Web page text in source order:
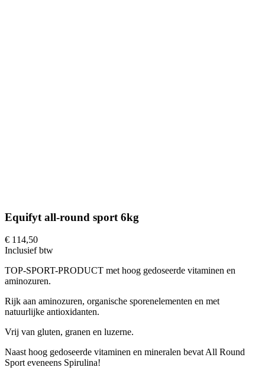
Equifyt all-round sport 6kg
€ 114,50
Inclusief btw
TOP-SPORT-PRODUCT met hoog gedoseerde vitaminen en
aminozuren.
Rijk aan aminozuren, organische sporenelementen en met
natuurlijke antioxidanten.
Vrij van gluten, granen en luzerne.
Naast hoog gedoseerde vitaminen en mineralen bevat All Round
Sport eveneens Spirulina!